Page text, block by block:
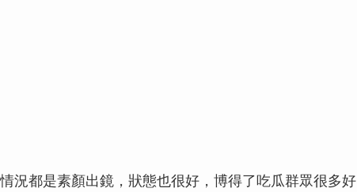
況都是素顏出鏡，狀態也很好，博得了吃瓜群眾很多好